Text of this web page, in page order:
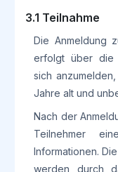
3.1 Teilnahme
Die Anmeldung
erfolgt über die
sich
Jahre alt und
Nach der
Teilnehmer
Informationen.
werden durch